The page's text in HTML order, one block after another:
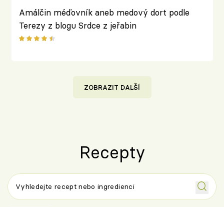
Amálčin méďovník aneb medový dort podle
Terezy z blogu Srdce z jeřabin
ZOBRAZIT DALŠÍ
Recepty